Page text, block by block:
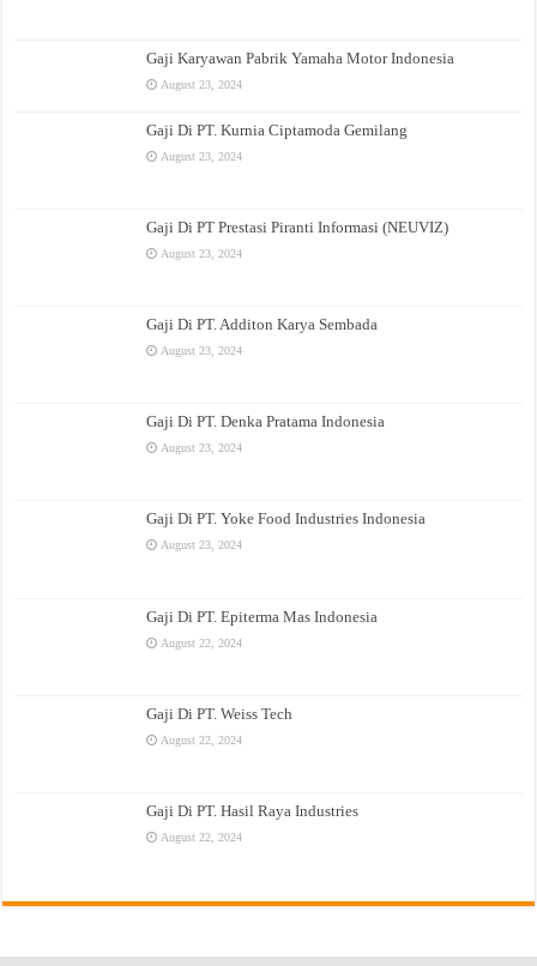
Gaji Karyawan Pabrik Yamaha Motor Indonesia
August 23, 2024
Gaji Di PT. Kurnia Ciptamoda Gemilang
August 23, 2024
Gaji Di PT Prestasi Piranti Informasi (NEUVIZ)
August 23, 2024
Gaji Di PT. Additon Karya Sembada
August 23, 2024
Gaji Di PT. Denka Pratama Indonesia
August 23, 2024
Gaji Di PT. Yoke Food Industries Indonesia
August 23, 2024
Gaji Di PT. Epiterma Mas Indonesia
August 22, 2024
Gaji Di PT. Weiss Tech
August 22, 2024
Gaji Di PT. Hasil Raya Industries
August 22, 2024